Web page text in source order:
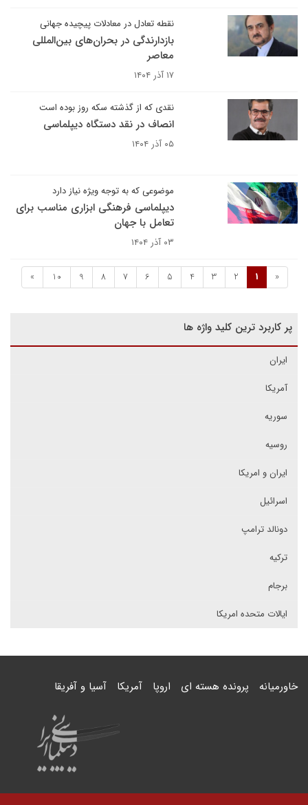
نقطه تعادل در معادلات پیچیده جهانی
بازدارندگی در بحران‌های بین‌المللی
معاصر
۱۷ آذر ۱۴۰۴
نقدی که از گذشته سکه روز بوده است
انصاف در نقد دستگاه دیپلماسی
۰۵ آذر ۱۴۰۴
موضوعی که به توجه ویژه نیاز دارد
دیپلماسی فرهنگی ابزاری مناسب برای
تعامل با جهان
۰۳ آذر ۱۴۰۴
«
1
2
3
4
5
6
7
8
9
10
»
پر کاربرد ترین کلید واژه ها
ایران
آمریکا
سوریه
روسیه
ایران و امریکا
اسرائیل
دونالد ترامپ
ترکیه
برجام
ایالات متحده امریکا
خاورمیانه پرونده هسته ای اروپا آمریکا آسیا و آفریقا